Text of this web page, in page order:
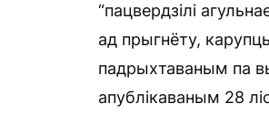
“пацвердзілі
ад прыгнёту,
падрыхтаваным па
апублікаваным 28